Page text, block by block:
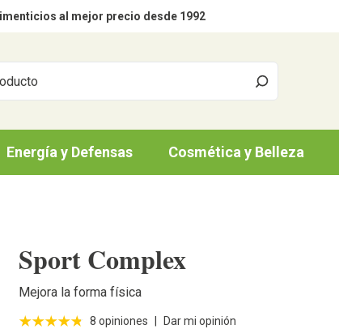
al mejor precio desde 1992
Energía y Defensas Cosmética y Belleza
Sport Complex
Mejora la forma física
8 opiniones Dar mi opinión